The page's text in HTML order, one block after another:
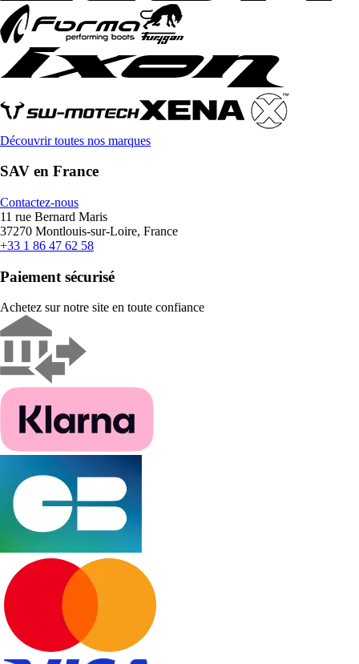
Découvrir toutes nos marques
SAV en France
Contactez-nous
11 rue Bernard Maris
37270 Montlouis-sur-Loire, France
+33 1 86 47 62 58
Paiement sécurisé
Achetez sur notre site en toute confiance